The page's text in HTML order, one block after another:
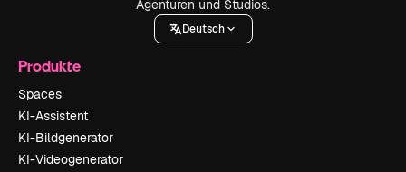
Agenturen und Studios.
Deutsch
Produkte
Spaces
KI-Assistent
KI-Bildgenerator
KI-Videogenerator